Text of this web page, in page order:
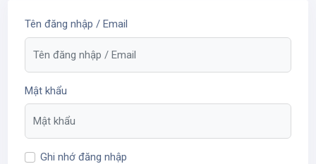
Tên đăng nhập / Email
Mật khẩu
Ghi nhớ đăng nhập